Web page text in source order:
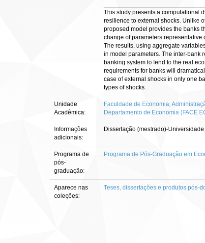
This study presents a computational
resilience to external shocks. Unlike
proposed model provides the banks
change of parameters
The results, using aggregate
in model parameters. The inter-bank
banking system to lend to the real
requirements for banks will
case of external shocks in only one
types of shocks.
Unidade
Acadêmica:
Faculdade de Economia,
Departamento de Economia (FACE
Informações
adicionais:
Dissertação (mestrado)-
Programa de
pós-
graduação:
Programa de Pós-Graduação em
Aparece nas
coleções:
Teses, dissertações e produtos pós-